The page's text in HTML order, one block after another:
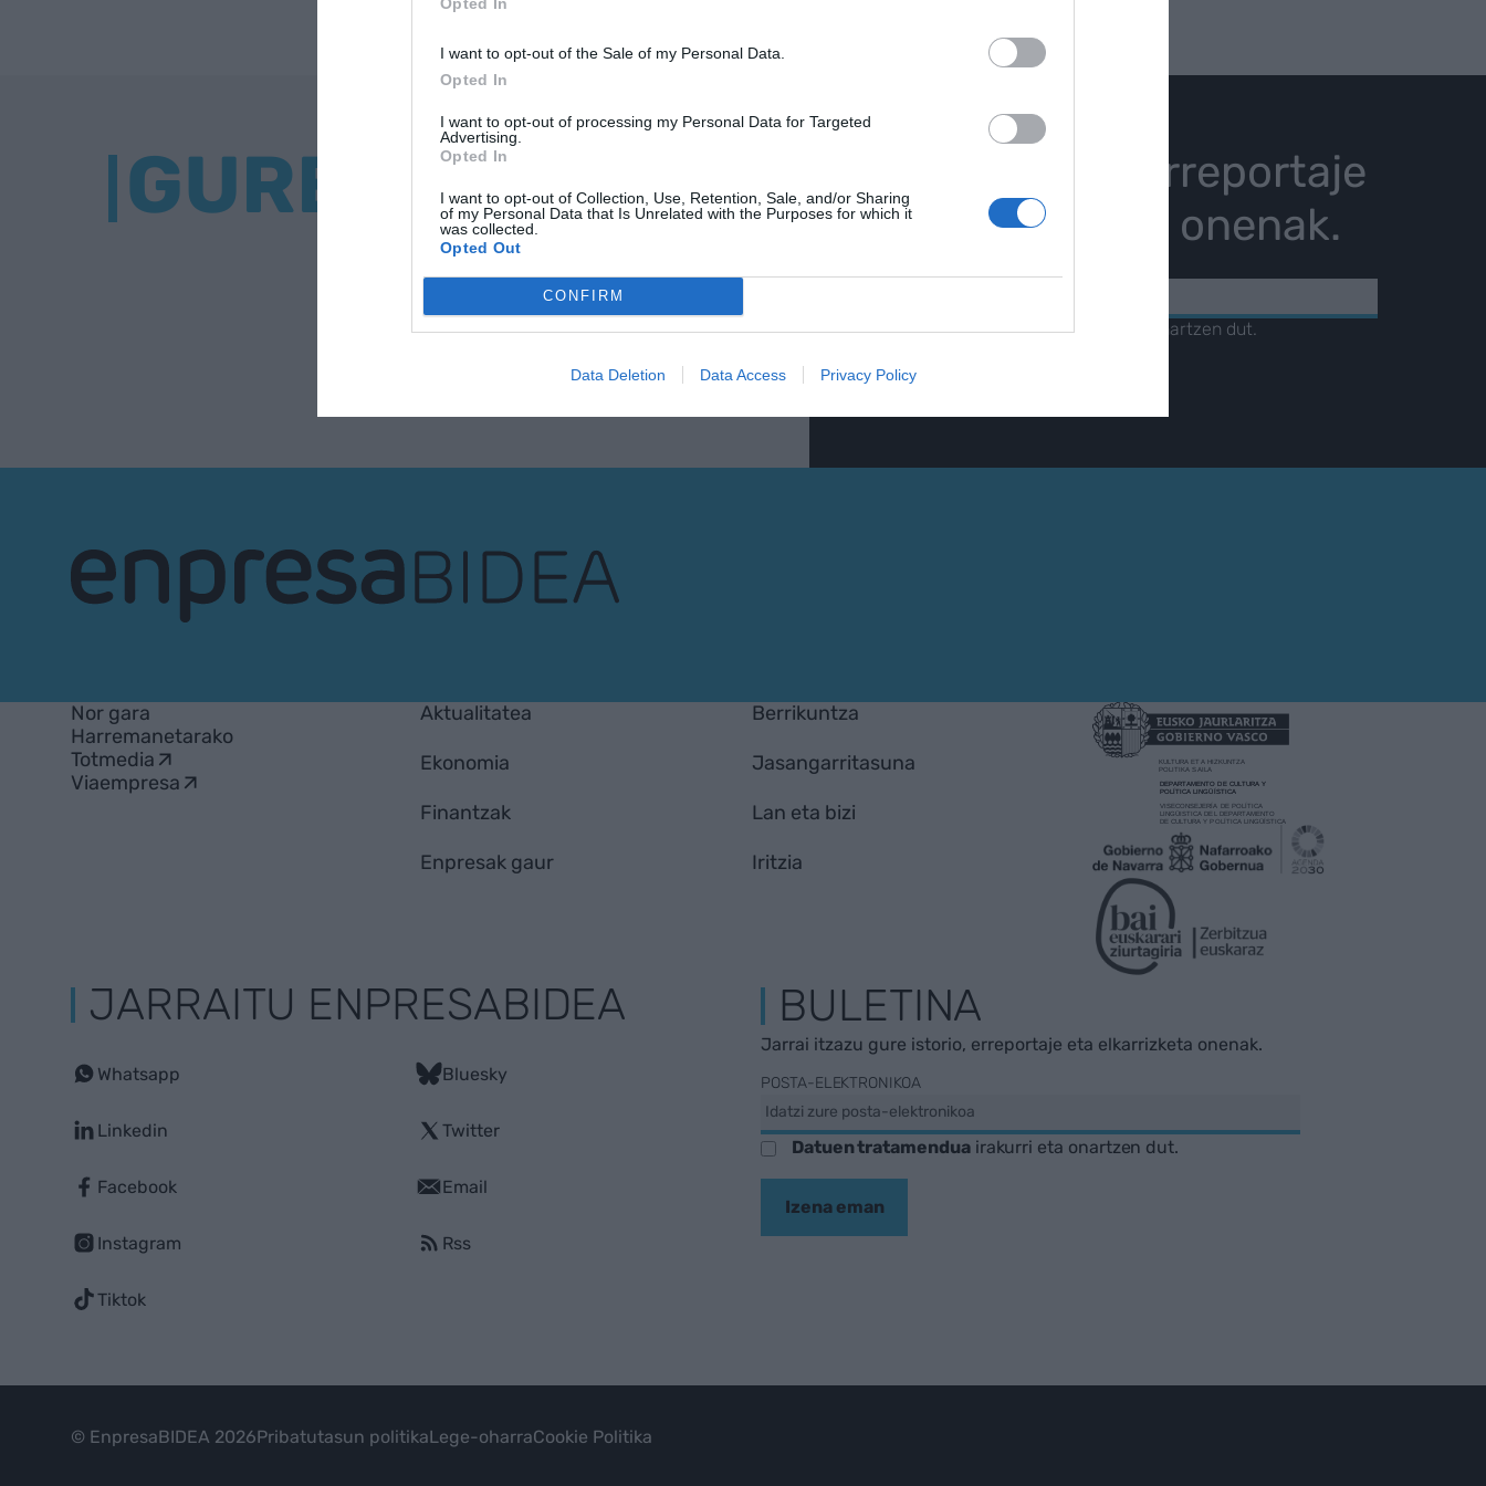
I want to opt-out of the Sale of my Personal Data.
Opted In
I want to opt-out of processing my Personal Data for Targeted
Advertising.
Opted In
I want to opt-out of Collection, Use, Retention, Sale, and/or Sharing
of my Personal Data that Is Unrelated with the Purposes for which it
was collected.
Opted Out
CONFIRM
Data Deletion Data Access Privacy Policy
GURE BULETINA
Gure historia, erreportaje
eta elkarrizketa onenak.
Datuen tratamenduairakurri eta onartzen dut.
Izena eman
Nor gara
Harremanetarako
Totmedia
Viaempresa
Aktualitatea
Ekonomia
Finantzak
Enpresak gaur
Berrikuntza
Jasangarritasuna
Lan eta bizi
Iritzia
JARRAITU ENPRESABIDEA
Whatsapp
Linkedin
Facebook
Instagram
Tiktok
Bluesky
Twitter
Email
Rss
BULETINA
Jarrai itzazu gure istorio, erreportaje eta elkarrizketa onenak.
POSTA-ELEKTRONIKOA
Datuen tratamenduairakurri eta onartzen dut.
Izena eman
© EnpresaBIDEA 2026Pribatutasun politikaLege-oharraCookie Politika